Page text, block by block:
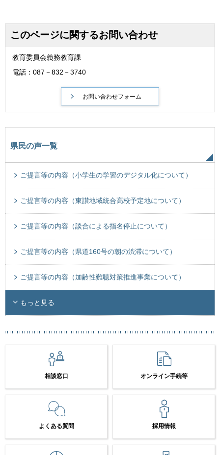
このページに関するお問い合わせ
教育委員会義務教育課
電話：087－832－3740
県民の声一覧
ご提言等の内容（小学生の学習のデジタル化について）
ご提言等の内容（東讃地域統合高校予定地について）
ご提言等の内容（談合による指名停止について）
ご提言等の内容（県道160号の朝の渋滞について）
ご提言等の内容（加齢性難聴対策推進事業について）
もっと見る
相談窓口 オンライン手続等
よくある質問 採用情報